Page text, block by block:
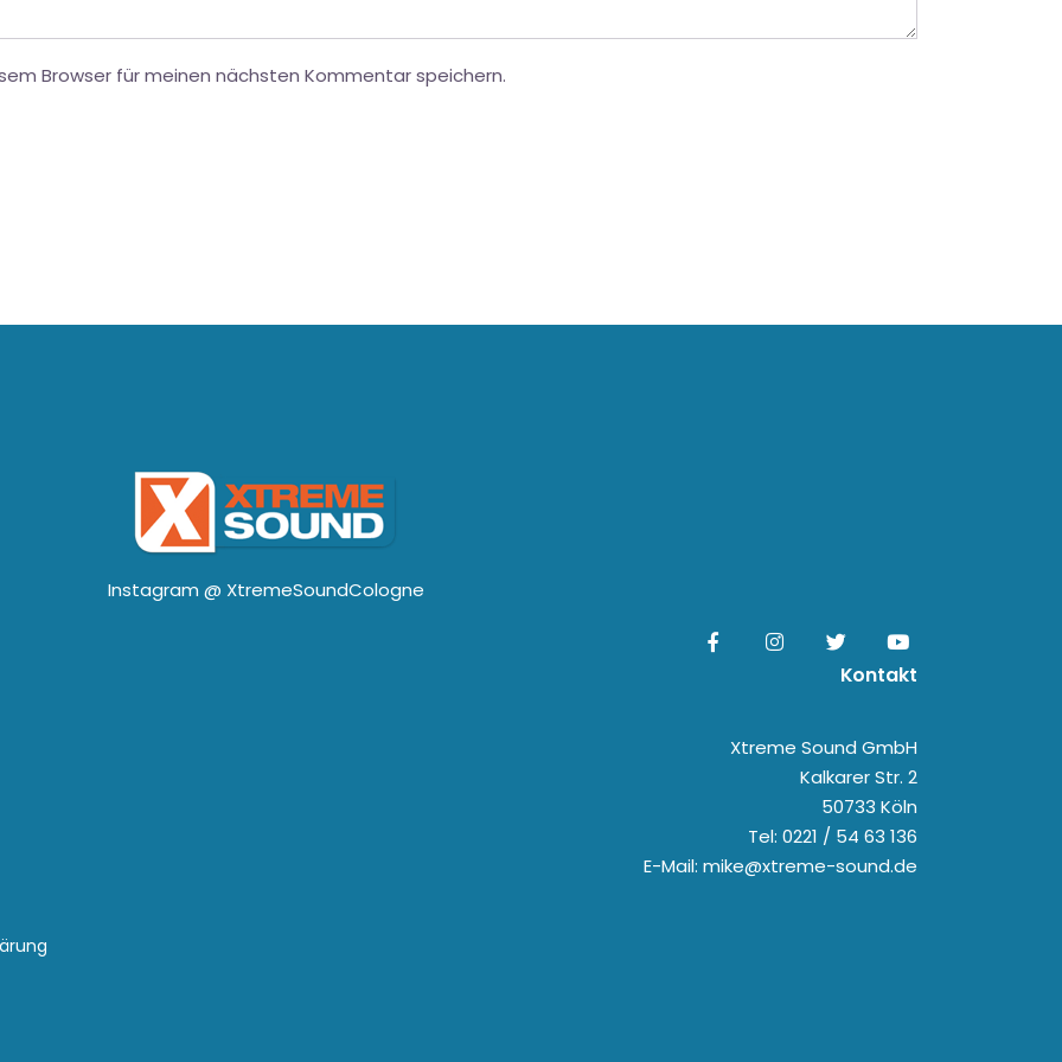
Browser für meinen nächsten Kommentar speichern.
Instagram @ XtremeSoundCologne
Kontakt
Xtreme Sound GmbH
Kalkarer Str. 2
50733 Köln
Tel: 0221 / 54 63 136
E-Mail: mike@xtreme-sound.de